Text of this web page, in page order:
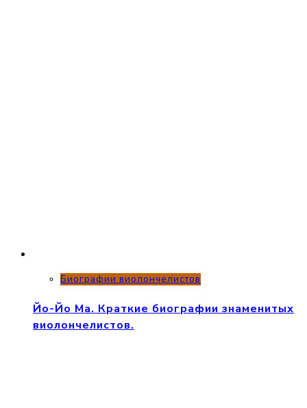
Биографии виолончелистов
Йо-Йо Ма. Краткие биографии знаменитых
виолончелистов.